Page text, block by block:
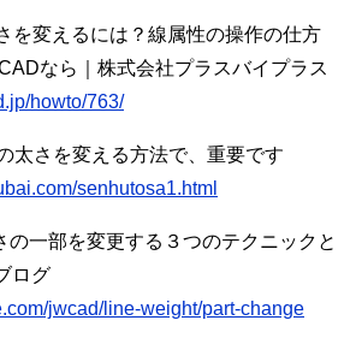
を変えるには？線属性の操作の仕方
なら｜株式会社プラスバイプラス
howto/763/
太さを変える方法で、重要です
senhutosa1.html
の一部を変更する３つのテクニックと
ログ
jwcad/line-weight/part-change